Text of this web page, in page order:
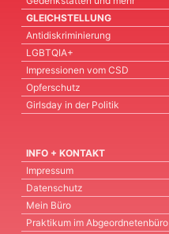
GLEICHSTELLUNG
Antidiskriminierung
LGBTQIA+
Impressionen vom CSD
Opferschutz
Girlsday in der Politik
INFO + KONTAKT
Impressum
Datenschutz
Mein Büro
Praktikum im Abgeordnetenbüro